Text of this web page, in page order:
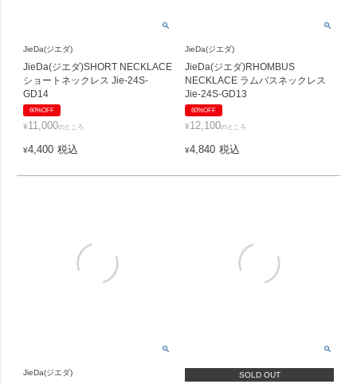
JieDa(ジエダ)
JieDa(ジエダ)SHORT NECKLACE
ショートネックレス Jie-24S-
GD14
60%OFF
¥11,000のところ
¥4,400 税込
JieDa(ジエダ)
JieDa(ジエダ)RHOMBUS
NECKLACE ラムバスネックレス
Jie-24S-GD13
60%OFF
¥12,100のところ
¥4,840 税込
JieDa(ジエダ) SOLD OUT